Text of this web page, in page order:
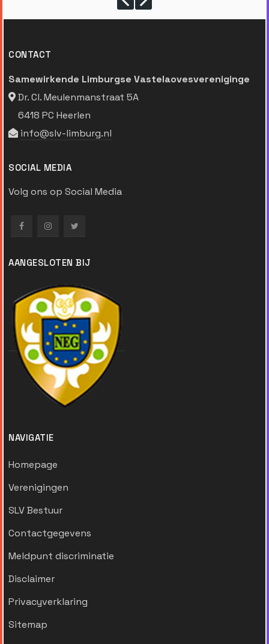
CONTACT
Samewirkende Limburgse Vastelaovesvereniginge
Dr. Cl. Meulenmanstraat 5A
6418 PC Heerlen
info@slv-limburg.nl
SOCIAL MEDIA
Volg ons op Social Media
AANGESLOTEN BIJ
NAVIGATIE
Homepage
Verenigingen
SLV Bestuur
Contactgegevens
Meldpunt discriminatie
Disclaimer
Privacyverklaring
Sitemap